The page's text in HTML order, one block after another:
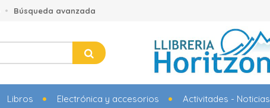
Búsqueda avanzada
Libros Electrónica y accesorios Activitades - Noticias